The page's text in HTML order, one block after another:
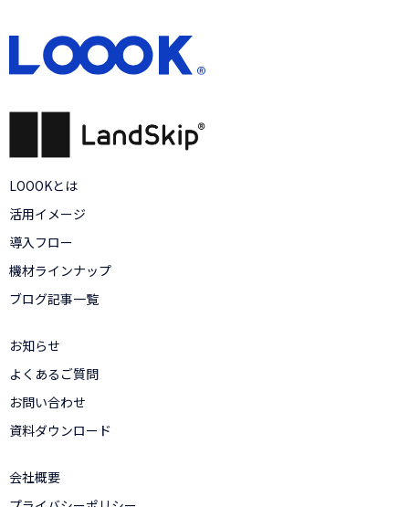
LOOOKとは
活用イメージ
導入フロー
機材ラインナップ
ブログ記事一覧
お知らせ
よくあるご質問
お問い合わせ
資料ダウンロード
会社概要